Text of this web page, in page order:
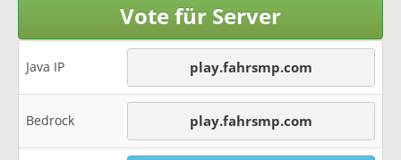
Vote für Server
Java IP play.fahrsmp.com
Bedrock play.fahrsmp.com